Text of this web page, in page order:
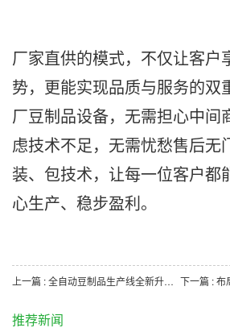
厂家直供的模式，不仅让客户
势，更能实现品质与服务的双
厂豆制品设备，无需担心中间
虑技术不足，无需忧愁售后无
装、包技术，让每一位客户都
心生产、稳步盈利。
上一篇 : 全自动豆制品生产线全新升级，助力豆制品企业提质增效
推荐新闻